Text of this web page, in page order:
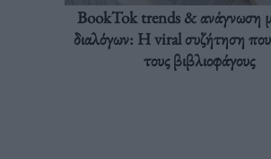
BookTok trends & ανάγνωση
διαλόγων: Η viral συζήτηση που
τους βιβλιοφάγους